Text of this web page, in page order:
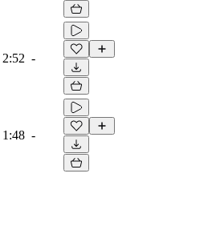
2:52 -
1:48 -